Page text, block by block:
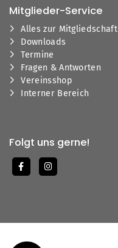
Mitglieder-Service
Alles zur Mitgliedschaft
Downloads
Termine
Fragen & Antworten
Vereinsshop
Interner Bereich
Folgt uns gerne!